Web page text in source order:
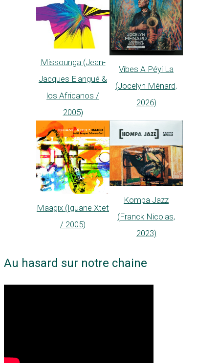
Missounga (Jean-
Jacques Elangué &
los Africanos /
2005)
Vibes A Péyi La
(Jocelyn Ménard,
2026)
Maagix (Iguane Xtet
/ 2005)
Kompa Jazz
(Franck Nicolas,
2023)
Au hasard sur notre chaine